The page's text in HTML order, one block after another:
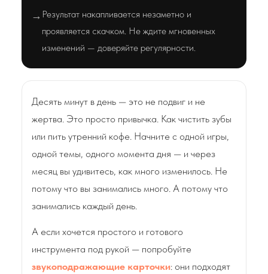
→ Результат накапливается незаметно и
проявляется скачком. Не ждите мгновенных
изменений — доверяйте регулярности.
Десять минут в день — это не подвиг и не
жертва. Это просто привычка. Как чистить зубы
или пить утренний кофе. Начните с одной игры,
одной темы, одного момента дня — и через
месяц вы удивитесь, как много изменилось. Не
потому что вы занимались много. А потому что
занимались каждый день.
А если хочется простого и готового
инструмента под рукой — попробуйте
звукоподражающие карточки: они подходят